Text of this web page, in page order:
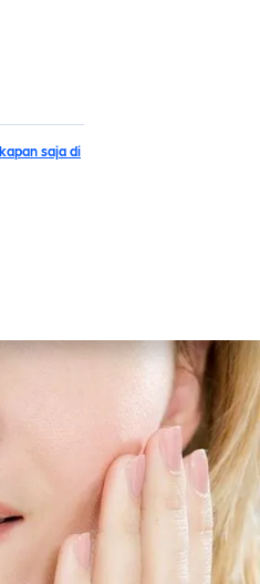
kapan saja di